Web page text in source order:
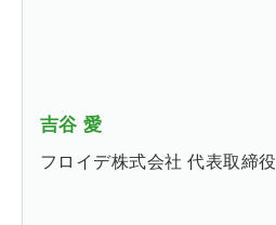
吉谷 愛
フロイデ株式会社 代表取締役